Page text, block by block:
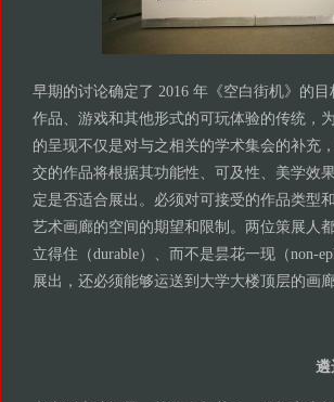
早期的讨论确定了 2016 年《空白街机》的
作品、游戏和其他形式的可玩体验的传统，
的呈现不仅是对与之相关的学术集会的补充
交的作品将根据其功能性、可及性、美学效
定是否适合展出。必须对可接受的作品类型
艺术画廊的空间的期望和限制。两位策展人
立得住（durable）、而不是昙花一现（non-
展出，还必须能够运送到大学大楼顶层的画
遴